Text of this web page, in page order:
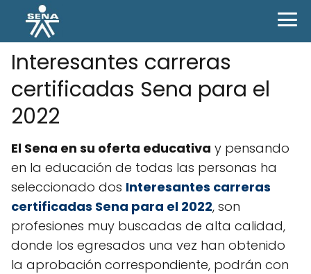
Interesantes carreras
certificadas Sena para el
2022
El Sena en su oferta educativa y pensando
en la educación de todas las personas ha
seleccionado dos Interesantes carreras
certificadas Sena para el 2022, son
profesiones muy buscadas de alta calidad,
donde los egresados una vez han obtenido
la aprobación correspondiente, podrán con